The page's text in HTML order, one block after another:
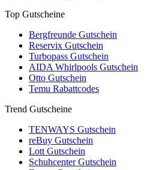
Top Gutscheine
Bergfreunde Gutschein
Reservix Gutschein
Turbopass Gutschein
AIDA Whirlpools Gutschein
Otto Gutschein
Temu Rabattcodes
Trend Gutscheine
TENWAYS Gutschein
reBuy Gutschein
Lott Gutschein
Schuhcenter Gutschein